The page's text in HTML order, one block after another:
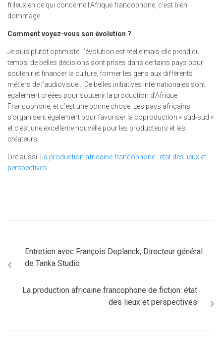
frileux en ce qui concerne l’Afrique francophone, c’est bien
dommage.
Comment voyez-vous son évolution ?
Je suis plutôt optimiste, l’évolution est réelle mais elle prend du
temps, de belles décisions sont prises dans certains pays pour
soutenir et financer la culture, former les gens aux différents
métiers de l’audiovisuel. De belles initiatives internationales sont
également créées pour soutenir la production d’Afrique
Francophone, et c’est une bonne chose. Les pays africains
s’organisent également pour favoriser la coproduction « sud-sud »
et c’est une excellente nouvelle pour les producteurs et les
créateurs.
Lire aussi:
La production africaine francophone : état des lieux et
perspectives
Entretien avec François Deplanck, Directeur général
de Tanka Studio
La production africaine francophone de fiction: état
des lieux et perspectives